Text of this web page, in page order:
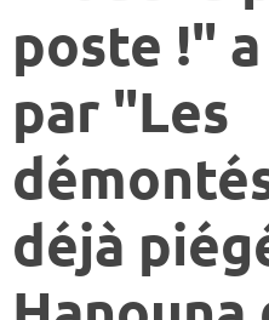
poste !"
par "Les
déjà